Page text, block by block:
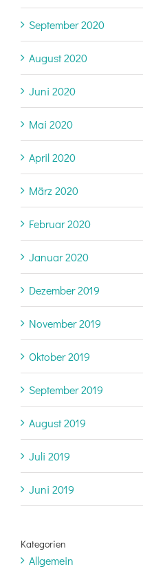
September 2020
August 2020
Juni 2020
Mai 2020
April 2020
März 2020
Februar 2020
Januar 2020
Dezember 2019
November 2019
Oktober 2019
September 2019
August 2019
Juli 2019
Juni 2019
Kategorien
Allgemein